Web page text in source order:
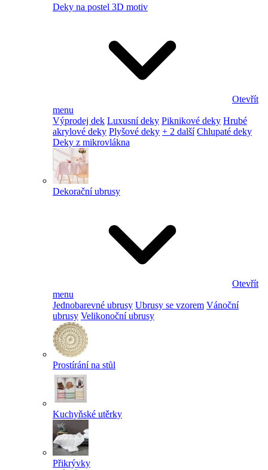
Deky na postel 3D motiv
Otevřít
menu
Výprodej dek Luxusní deky Piknikové deky Hrubé
akrylové deky Plyšové deky + 2 další Chlupaté deky
Deky z mikrovlákna
Dekorační ubrusy
Otevřít
menu
Jednobarevné ubrusy Ubrusy se vzorem Vánoční
ubrusy Velikonoční ubrusy
Prostírání na stůl
Kuchyňské utěrky
Přikrývky